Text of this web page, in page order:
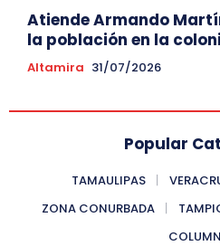
Atiende Armando
la población en la
Altamira 31/07/2026
Popular
TAMAULIPAS
ZONA CONURBADA